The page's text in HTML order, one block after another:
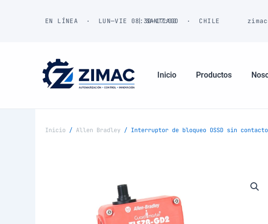
EN LÍNEA · LUN—VIE 08:30—17:00| SANTIAGO · CHILE
Inicio Productos
Inicio / Allen Bradley / Interruptor de bloqueo OSSD sin contacto